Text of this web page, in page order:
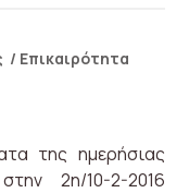
/ Επικαιρότητα
της ημερήσιας
2η/10-2-2016